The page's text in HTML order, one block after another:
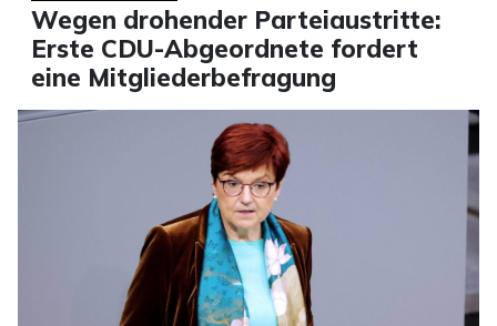
Wegen drohender Parteiaustritte:
Erste CDU-Abgeordnete fordert
eine Mitgliederbefragung